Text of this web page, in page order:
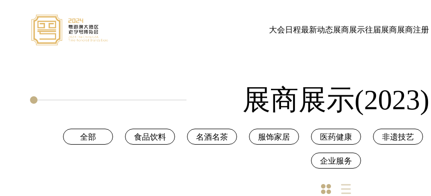
大会日程最新动态展商展示往届展商展商注册
展商展示(2023)
全部 食品饮料 名酒名茶 服饰家居 医药健康 非遗技艺
企业服务